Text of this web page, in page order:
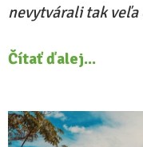
nevytvárali tak veľa
Čítať ďalej...